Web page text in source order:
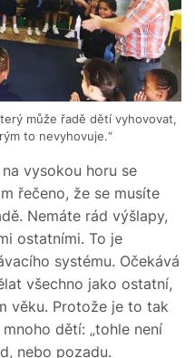
může řadě dětí vyhovovat,
to nevyhovuje.“
vysokou horu se
řečeno, že se musíte
Nemáte rád výšlapy,
ostatními. To je
systému. Očekává
všechno jako ostatní,
věku. Protože je to tak
dětí: „tohle není
nebo pozadu.